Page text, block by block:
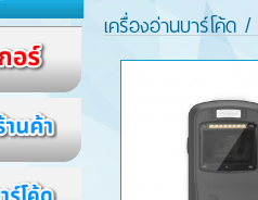
เครื่องอ่านบาร์โค้ด